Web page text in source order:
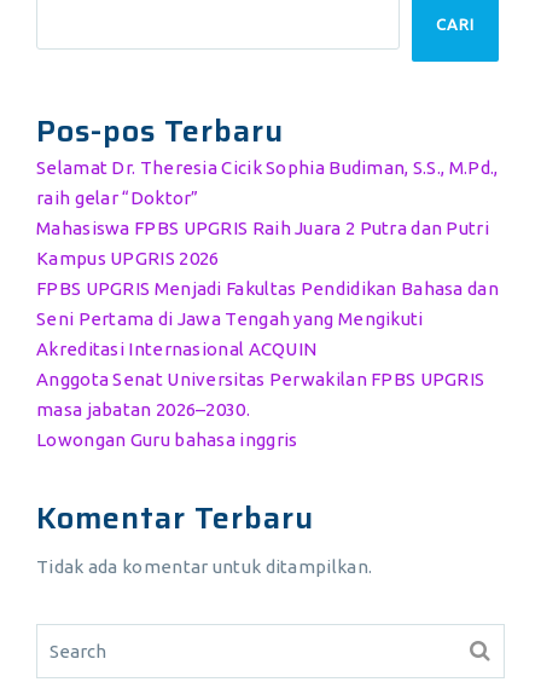
CARI
Pos-pos Terbaru
Selamat Dr. Theresia Cicik Sophia Budiman, S.S., M.Pd.,
raih gelar “Doktor”
Mahasiswa FPBS UPGRIS Raih Juara 2 Putra dan Putri
Kampus UPGRIS 2026
FPBS UPGRIS Menjadi Fakultas Pendidikan Bahasa dan
Seni Pertama di Jawa Tengah yang Mengikuti
Akreditasi Internasional ACQUIN
Anggota Senat Universitas Perwakilan FPBS UPGRIS
masa jabatan 2026–2030.
Lowongan Guru bahasa inggris
Komentar Terbaru
Tidak ada komentar untuk ditampilkan.